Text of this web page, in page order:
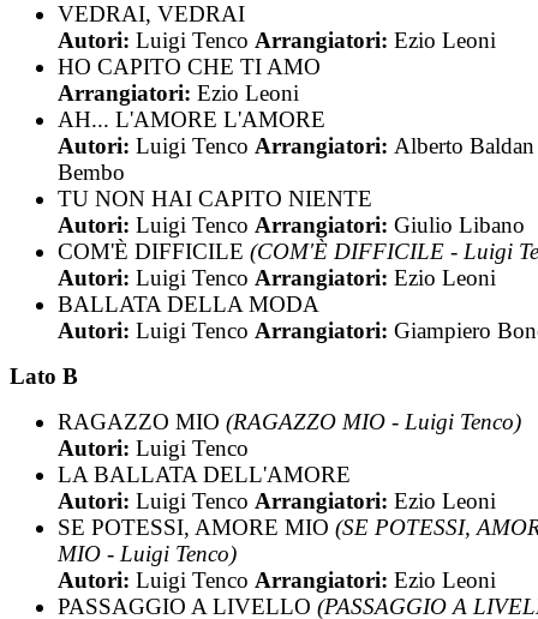
VEDRAI, VEDRAI
Autori: Luigi Tenco Arrangiatori: Ezio Leoni
HO CAPITO CHE TI AMO
Arrangiatori: Ezio Leoni
AH... L'AMORE L'AMORE
Autori: Luigi Tenco Arrangiatori: Alberto Baldan
Bembo
TU NON HAI CAPITO NIENTE
Autori: Luigi Tenco Arrangiatori: Giulio Libano
COM'È DIFFICILE (COM'È DIFFICILE - Luigi
Autori: Luigi Tenco Arrangiatori: Ezio Leoni
BALLATA DELLA MODA
Autori: Luigi Tenco Arrangiatori: Giampiero
Lato B
RAGAZZO MIO (RAGAZZO MIO - Luigi Tenco)
Autori: Luigi Tenco
LA BALLATA DELL'AMORE
Autori: Luigi Tenco Arrangiatori: Ezio Leoni
SE POTESSI, AMORE MIO (SE POTESSI,
MIO - Luigi Tenco)
Autori: Luigi Tenco Arrangiatori: Ezio Leoni
PASSAGGIO A LIVELLO (PASSAGGIO A